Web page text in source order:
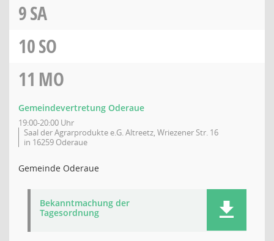
9SA
10SO
11 MO
Gemeindevertretung Oderaue
19:00-20:00 Uhr
Saal der Agrarprodukte e.G. Altreetz, Wriezener Str. 16
in 16259 Oderaue
Gemeinde Oderaue
Bekanntmachung der
Tagesordnung